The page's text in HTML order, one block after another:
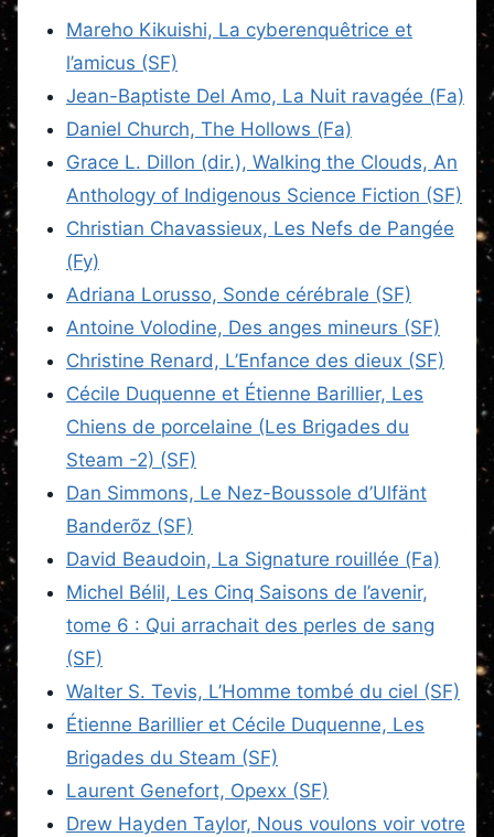
Mareho Kikuishi, La cyberenquêtrice et
l’amicus (SF)
Jean-Baptiste Del Amo, La Nuit ravagée (Fa)
Daniel Church, The Hollows (Fa)
Grace L. Dillon (dir.), Walking the Clouds, An
Anthology of Indigenous Science Fiction (SF)
Christian Chavassieux, Les Nefs de Pangée
(Fy)
Adriana Lorusso, Sonde cérébrale (SF)
Antoine Volodine, Des anges mineurs (SF)
Christine Renard, L’Enfance des dieux (SF)
Cécile Duquenne et Étienne Barillier, Les
Chiens de porcelaine (Les Brigades du
Steam -2) (SF)
Dan Simmons, Le Nez-Boussole d’Ulfänt
Banderõz (SF)
David Beaudoin, La Signature rouillée (Fa)
Michel Bélil, Les Cinq Saisons de l’avenir,
tome 6 : Qui arrachait des perles de sang
(SF)
Walter S. Tevis, L’Homme tombé du ciel (SF)
Étienne Barillier et Cécile Duquenne, Les
Brigades du Steam (SF)
Laurent Genefort, Opexx (SF)
Drew Hayden Taylor, Nous voulons voir votre